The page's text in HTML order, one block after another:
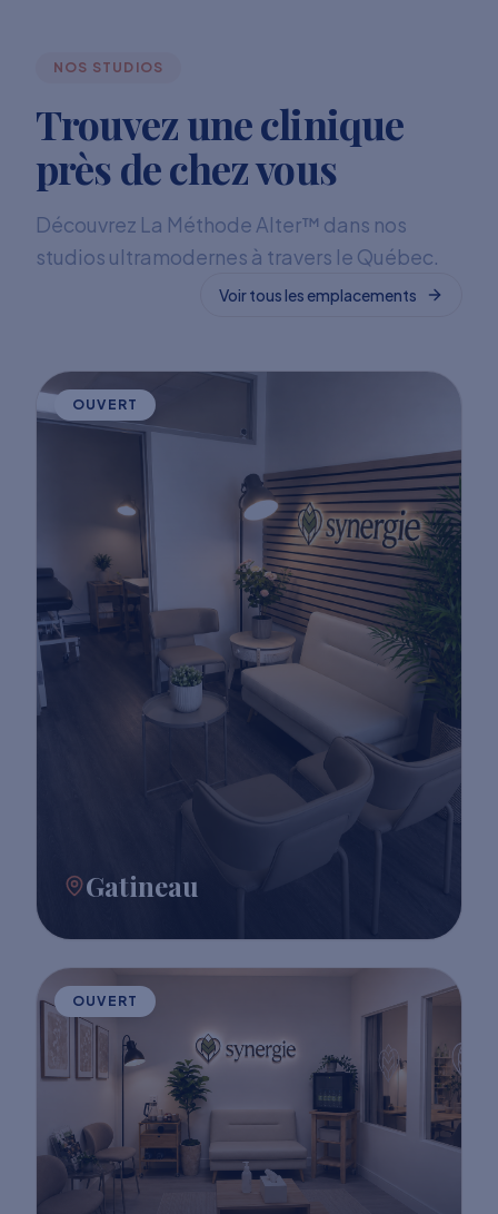
NOS STUDIOS
Trouvez une clinique
près de chez vous
Découvrez La Méthode Alter™ dans nos
studios ultramodernes à travers le Québec.
Voir tous les emplacements
OUVERT
Gatineau
OUVERT